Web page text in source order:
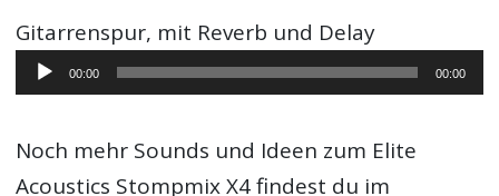
Gitarrenspur, mit Reverb und Delay
Audio-
Player
00:00 00:00
Noch mehr Sounds und Ideen zum Elite
Acoustics Stompmix X4 findest du im